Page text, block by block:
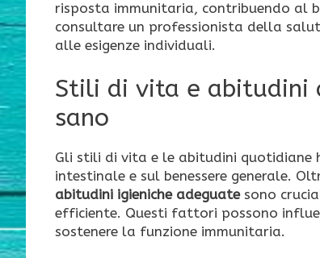
risposta immunitaria, contribuendo al
consultare un professionista della
alle esigenze individuali.
Stili di vita e abitudini
sano
Gli stili di vita e le abitudini
intestinale e sul benessere generale.
abitudini igieniche adeguatesono
efficiente. Questi fattori possono
sostenere la funzione immunitaria.